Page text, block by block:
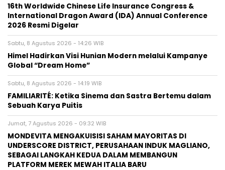
16th Worldwide Chinese Life Insurance Congress &
International Dragon Award (IDA) Annual Conference
2026 Resmi Digelar
Sabtu, 8 Agustus 2026 - 14:26 WIB
Himel Hadirkan Visi Hunian Modern melalui Kampanye
Global “Dream Home”
Sabtu, 8 Agustus 2026 - 14:19 WIB
FAMILIARITÉ: Ketika Sinema dan Sastra Bertemu dalam
Sebuah Karya Puitis
Jumat, 7 Agustus 2026 - 09:32 WIB
MONDEVITA MENGAKUISISI SAHAM MAYORITAS DI
UNDERSCORE DISTRICT, PERUSAHAAN INDUK MAGLIANO,
SEBAGAI LANGKAH KEDUA DALAM MEMBANGUN
PLATFORM MEREK MEWAH ITALIA BARU